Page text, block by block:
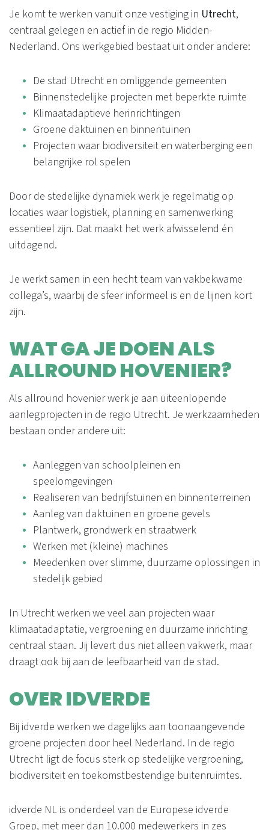
Je komt te werken vanuit onze vestiging in Utrecht,
centraal gelegen en actief in de regio Midden-
Nederland. Ons werkgebied bestaat uit onder andere:
De stad Utrecht en omliggende gemeenten
Binnenstedelijke projecten met beperkte ruimte
Klimaatadaptieve herinrichtingen
Groene daktuinen en binnentuinen
Projecten waar biodiversiteit en waterberging een
belangrijke rol spelen
Door de stedelijke dynamiek werk je regelmatig op
locaties waar logistiek, planning en samenwerking
essentieel zijn. Dat maakt het werk afwisselend én
uitdagend.
Je werkt samen in een hecht team van vakbekwame
collega’s, waarbij de sfeer informeel is en de lijnen kort
zijn.
WAT GA JE DOEN ALS
ALLROUND HOVENIER?
Als allround hovenier werk je aan uiteenlopende
aanlegprojecten in de regio Utrecht. Je werkzaamheden
bestaan onder andere uit:
Aanleggen van schoolpleinen en
speelomgevingen
Realiseren van bedrijfstuinen en binnenterreinen
Aanleg van daktuinen en groene gevels
Plantwerk, grondwerk en straatwerk
Werken met (kleine) machines
Meedenken over slimme, duurzame oplossingen in
stedelijk gebied
In Utrecht werken we veel aan projecten waar
klimaatadaptatie, vergroening en duurzame inrichting
centraal staan. Jij levert dus niet alleen vakwerk, maar
draagt ook bij aan de leefbaarheid van de stad.
OVER IDVERDE
Bij idverde werken we dagelijks aan toonaangevende
groene projecten door heel Nederland. In de regio
Utrecht ligt de focus sterk op stedelijke vergroening,
biodiversiteit en toekomstbestendige buitenruimtes.
idverde NL is onderdeel van de Europese idverde
Groep, met meer dan 10.000 medewerkers in zes